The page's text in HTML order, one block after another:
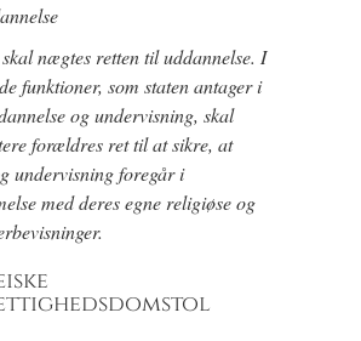
nægtes retten til uddannelse. I
funktioner, som staten antager i
og undervisning, skal
forældres ret til at sikre, at
undervisning foregår i
med deres egne religiøse og